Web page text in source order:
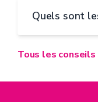
Quels sont
Tous les conseils